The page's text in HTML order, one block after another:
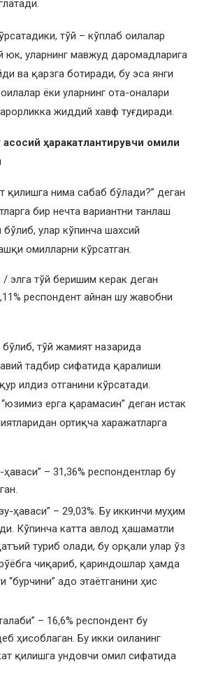
тўй – кўплаб оилалар
юк, уларнинг мавжуд даромадларига
ва қарзга ботиради, бу эса янги
ёки уларнинг ота-оналари
жиддий хавф туғдиради.
ҳаракатлантирувчи омили
қилишга нима сабаб бўлади?” деган
бир нечта вариантни танлаш
улар кўпинча шахсий
омилларни кўрсатган.
элга тўй беришим керак деган
респондент айнан шу жавобни
бўлиб, тўй жамият назарида
тадбир сифатида қаралиши
илдиз отганини кўрсатади.
ерга қарамасин” деган истак
ортиқча харажатларга
– 31,36% респондентлар бу
ҳаваси” – 29,03%. Бу иккинчи муҳим
Кўпинча катта авлод ҳашаматли
туриб олади, бу орқали улар ўз
чиқариб, қариндошлар ҳамда
“бурчини” адо этаётганини ҳис
– 16,6% респондент бу
ҳисоблаган. Бу икки оиланинг
қилишга ундовчи омил сифатида